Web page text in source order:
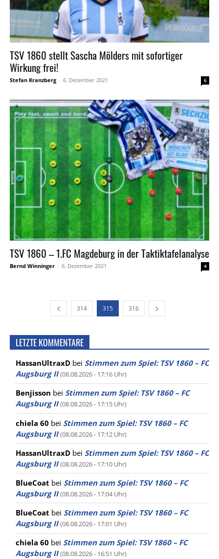
TSV 1860 stellt Sascha Mölders mit sofortiger
Wirkung frei!
Stefan Kranzberg - 6. Dezember 2021 6
TSV 1860 – 1.FC Magdeburg in der Taktiktafelanalyse
Bernd Winninger - 6. Dezember 2021 4
314 315 316
LETZTE KOMMENTARE
HassanUltraxD bei Stimmen zum Spiel: TSV 1860 – FC
Augsburg II (08.08.2026 - 17:16 Uhr)
Benjisson bei Stimmen zum Spiel: TSV 1860 – FC
Augsburg II (08.08.2026 - 17:15 Uhr)
chiela 60 bei Stimmen zum Spiel: TSV 1860 – FC
Augsburg II (08.08.2026 - 17:12 Uhr)
HassanUltraxD bei Stimmen zum Spiel: TSV 1860 – FC
Augsburg II (08.08.2026 - 17:10 Uhr)
BlueCoat bei Stimmen zum Spiel: TSV 1860 – FC
Augsburg II (08.08.2026 - 17:04 Uhr)
BlueCoat bei Stimmen zum Spiel: TSV 1860 – FC
Augsburg II (08.08.2026 - 17:01 Uhr)
chiela 60 bei Stimmen zum Spiel: TSV 1860 – FC
Augsburg II (08.08.2026 - 16:51 Uhr)